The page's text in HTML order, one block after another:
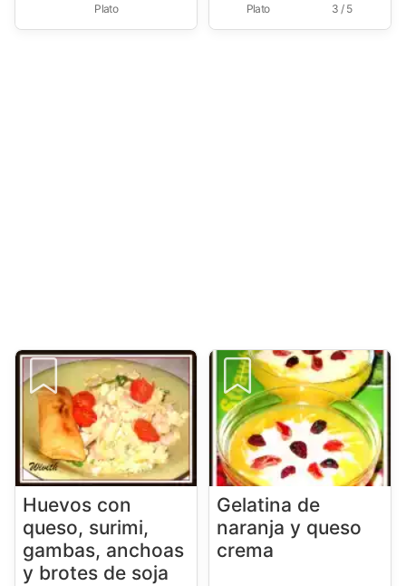
Plato Plato 3 / 5
Huevos con
queso, surimi,
gambas, anchoas
y brotes de soja
Gelatina de
naranja y queso
crema